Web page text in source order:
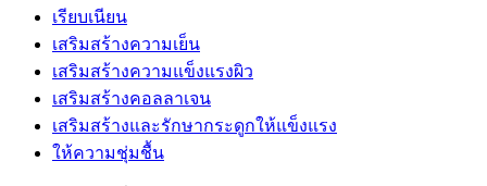
เรียบเนียน
เสริมสร้างความเย็น
เสริมสร้างความแข็งแรงผิว
เสริมสร้างคอลลาเจน
เสริมสร้างและรักษากระดูกให้แข็งแรง
ให้ความชุ่มชื้น